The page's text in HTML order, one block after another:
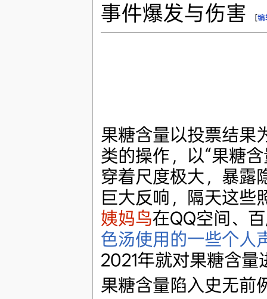
事件爆发与伤害 [编
果糖含量以投票结果
类的操作，以“果糖
穿着尺度极大，暴露
巨大反响，隔天这些
姨妈鸟在QQ空间、
色汤使用的一些个人
2021年就对果糖含量
果糖含量陷入史无前